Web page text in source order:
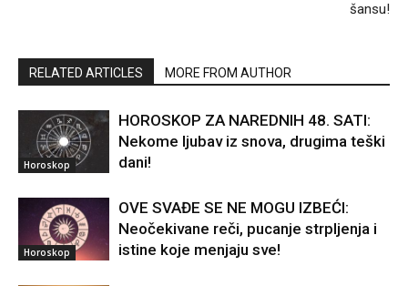
šansu!
RELATED ARTICLES MORE FROM AUTHOR
Horoskop
HOROSKOP ZA NAREDNIH 48. SATI:
Nekome ljubav iz snova, drugima teški
dani!
Horoskop
OVE SVAĐE SE NE MOGU IZBEĆI:
Neočekivane reči, pucanje strpljenja i
istine koje menjaju sve!